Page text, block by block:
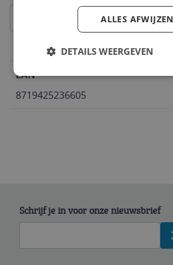
Belangrijkste
EAN
8719425236605
Schrijf je in voor onze nieuwsbrief
ALLES AFWIJZEN
DETAILS WEERGEVEN